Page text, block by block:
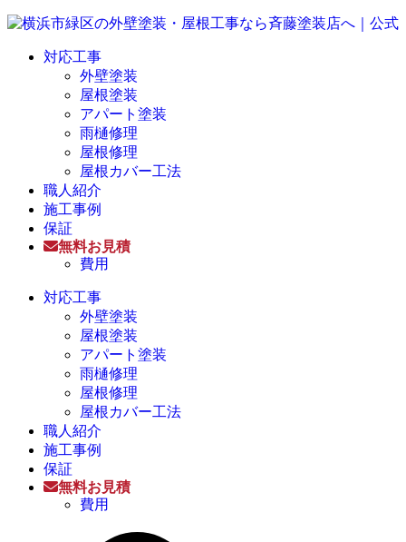
対応工事
外壁塗装
屋根塗装
アパート塗装
雨樋修理
屋根修理
屋根カバー工法
職人紹介
施工事例
保証
無料お見積
費用
対応工事
外壁塗装
屋根塗装
アパート塗装
雨樋修理
屋根修理
屋根カバー工法
職人紹介
施工事例
保証
無料お見積
費用